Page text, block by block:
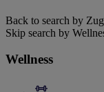
Back to search by
Skip search by
Wellness